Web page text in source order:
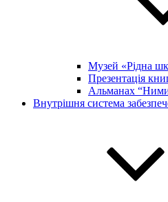
Музей «Рідна
Презентація
Альманах “Ними
Внутрішня система